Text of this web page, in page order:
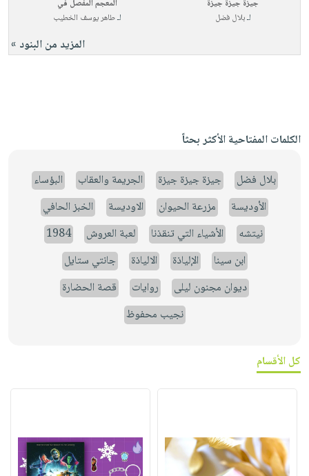
جيزة جيزة جيزة
لـبلال فضل
المعجم المفصل في
لـطاهر يوسف الخطيب
المزيد من البنود »
الكلمات المفتاحية الأكثر بحثاً
بلال فضل جيزة جيزة جيزة الجريمة والعقاب
البؤساء
الأوديسة
مزرعة الحيوان الاوديسة
الخبز الحافي
نيتشه
الأشياء التي تنقذنا لعبة العروش
1984
ابن سينا
الإلياذة الالياذة
جانتي ستايل
ديوان مجنون ليلى
روايات
قصة الحضارة
نجيب محفوظ
كل الأقسام